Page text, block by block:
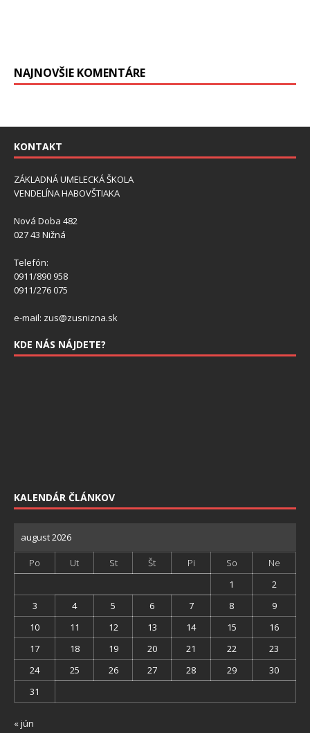
NAJNOVŠIE KOMENTÁRE
KONTAKT
ZÁKLADNÁ UMELECKÁ ŠKOLA
VENDELÍNA HABOVŠTIAKA
Nová Doba 482
027 43 Nižná
Telefón:
0911/890 958
0911/276 075
e-mail: zus@zusnizna.sk
KDE NÁS NÁJDETE?
KALENDÁR ČLÁNKOV
august 2026
Po Ut St Št Pi So
Ne
1
2
3
4 5 6 7 8
9
10
11 12 13 14 15
16
17
18 19 20 21 22
23
24
25 26 27 28 29
30
31
« jún